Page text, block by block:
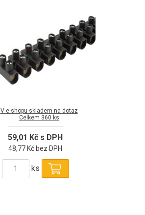
V e-shopu skladem na dotaz
Celkem 360 ks
59,01 Kč s DPH
48,77 Kč bez DPH
ks